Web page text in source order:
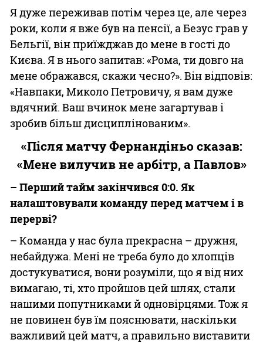
Я дуже переживав потім через це, але через
роки, коли я вже був на пенсії, а Безус грав у
Бельгії, він приїжджав до мене в гості до
Києва. Я в нього запитав: «Рома, ти довго на
мене ображався, скажи чесно?». Він відповів:
«Навпаки, Миколо Петровичу, я вам дуже
вдячний. Ваш вчинок мене загартував і
зробив більш дисциплінованим».
«Після матчу Фернандіньо сказав:
«Мене вилучив не арбітр, а Павлов»
– Перший тайм закінчився 0:0. Як
налаштовували команду перед матчем і в
перерві?
– Команда у нас була прекрасна – дружня,
небайдужа. Мені не треба було до хлопців
достукуватися, вони розуміли, що я від них
вимагаю, ті, хто пройшов цей шлях, стали
нашими попутниками й одновірцями. Тож я
не повинен був їм пояснювати, наскільки
важливий цей матч, а правильно виставити